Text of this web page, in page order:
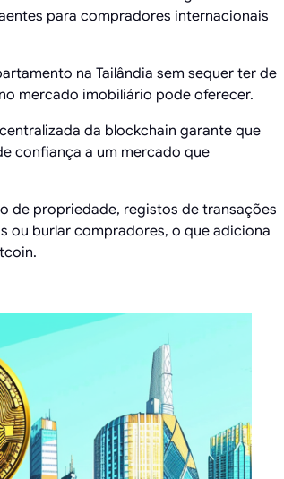
para compradores internacionais
na Tailândia sem sequer ter de
mercado imobiliário pode oferecer.
da blockchain garante que
confiança a um mercado que
de propriedade, registos de transações
ou burlar compradores, o que adiciona